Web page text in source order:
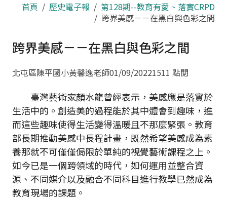
首頁 歷史電子報
第128期--教育有愛 ~ 落實CRPD
跨界美感－－在黑白與色彩之間
跨界美感－－在黑白與色彩之間
北屯區陳平國小黃馨逸老師01/09/20221511 點閱
臺灣藝術家顏水龍曾經表示，美感應是落實於
生活中的。創造美的過程能於其中體會到趣味，進
而這些趣味使得生活變得溫暖且不那麼緊張。教育
部長期推動美感中長程計畫，既然希望美感成為素
養那就不可僅僅侷限於單純的視覺藝術課程之上。
如今已是一個跨領域的時代，如何運用並整合資
源、不同媒介以及融合不同科目進行教學已然成為
教育現場的課題。